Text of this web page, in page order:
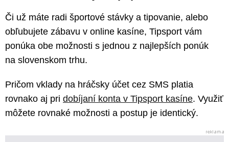
Či už máte radi športové stávky a tipovanie, alebo
obľubujete zábavu v online kasíne, Tipsport vám
ponúka obe možnosti s jednou z najlepších ponúk
na slovenskom trhu.
Pričom vklady na hráčsky účet cez SMS platia
rovnako aj pri dobíjaní konta v Tipsport kasíne. Využiť
môžete rovnaké možnosti a postup je identický.